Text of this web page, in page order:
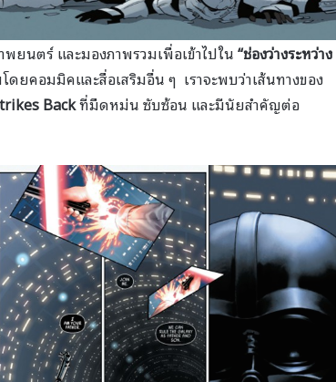
ยนตร์ และมองภาพรวมเพื่อเข้าไปใน“ช่องว่างระหว่าง
คอมมิคและสื่อเสริมอื่น ๆ เราจะพบว่าเส้นทางของ
Backที่มืดหม่น ซับซ้อน และมีนัยสำคัญต่อ